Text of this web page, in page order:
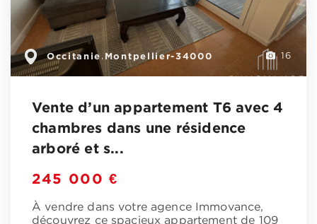
16
Occitanie , Montpellier-34000
Vente d’un appartement T6 avec 4
chambres dans une résidence
arboré et s...
245 000 €
À vendre dans votre agence Immovance,
découvrez ce spacieux appartement de 109